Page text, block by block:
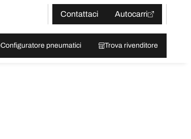
Contattaci
Autocarri
Configuratore pneumatici Trova rivenditore